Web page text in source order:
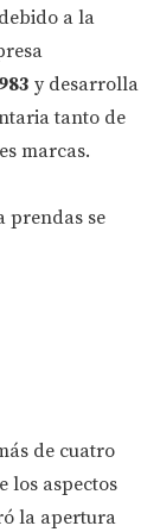
a la
y desarrolla
tanto de
marcas.
prendas se
de cuatro
los aspectos
la apertura